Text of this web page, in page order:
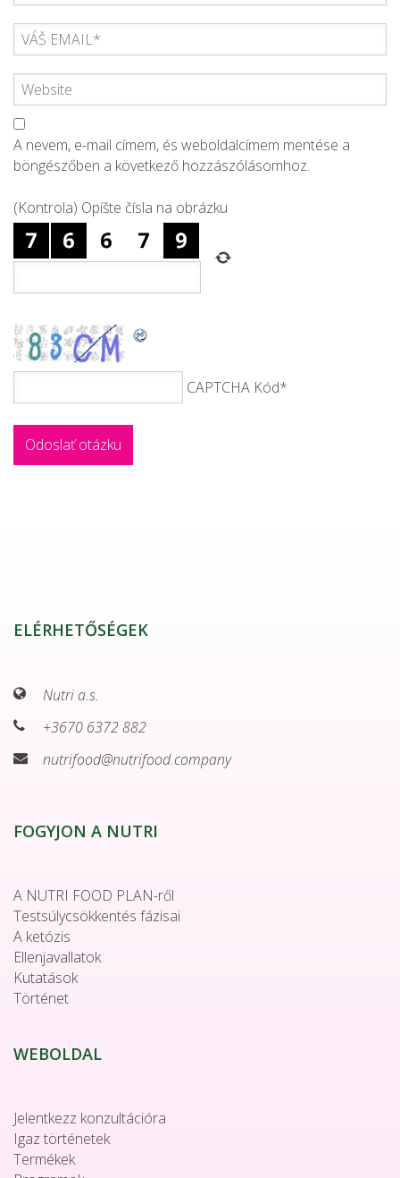
A nevem, e-mail címem, és weboldalcímem mentése a
böngészőben a következő hozzászólásomhoz.
(Kontrola) Opíšte čísla na obrázku
CAPTCHA Kód*
ELÉRHETŐSÉGEK
Nutri a.s.
+3670 6372 882
nutrifood@nutrifood.company
FOGYJON A NUTRI
A NUTRI FOOD PLAN-ről
Testsúlycsökkentés fázisai
A ketózis
Ellenjavallatok
Kutatások
Történet
WEBOLDAL
Jelentkezz konzultációra
Igaz történetek
Termékek